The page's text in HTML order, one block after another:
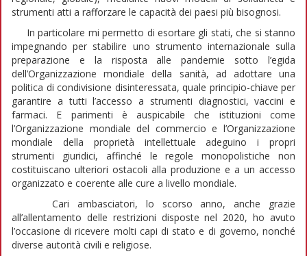
strumenti atti a rafforzare le capacità dei paesi più bisognosi.
In particolare mi permetto di esortare gli stati, che si stanno
impegnando per stabilire uno strumento internazionale sulla
preparazione e la risposta alle pandemie sotto l’egida
dell’Organizzazione mondiale della sanità, ad adottare una
politica di condivisione disinteressata, quale principio-chiave per
garantire a tutti l’accesso a strumenti diagnostici, vaccini e
farmaci. E parimenti è auspicabile che istituzioni come
l’Organizzazione mondiale del commercio e l’Organizzazione
mondiale della proprietà intellettuale adeguino i propri
strumenti giuridici, affinché le regole monopolistiche non
costituiscano ulteriori ostacoli alla produzione e a un accesso
organizzato e coerente alle cure a livello mondiale.
Cari ambasciatori, lo scorso anno, anche grazie
all’allentamento delle restrizioni disposte nel 2020, ho avuto
l’occasione di ricevere molti capi di stato e di governo, nonché
diverse autorità civili e religiose.